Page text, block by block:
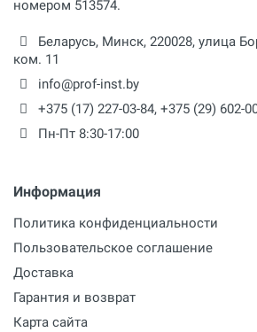
номером 513574.
Беларусь, Минск, 220028, улица
ком. 11
info@prof-inst.by
+375 (17) 227-03-84, +375 (29) 602-
Пн-Пт 8:30-17:00
Информация
Политика конфиденциальности
Пользовательское соглашение
Доставка
Гарантия и возврат
Карта сайта